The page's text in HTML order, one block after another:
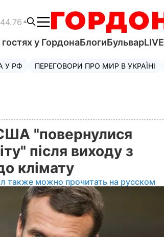
у ГордонаБлогиБульварLIVE
У РФ ПЕРЕГОВОРИ ПРО МИР В УКРАЇНІ
"повернулися
після виходу з
клімату
также можно прочитать на русском